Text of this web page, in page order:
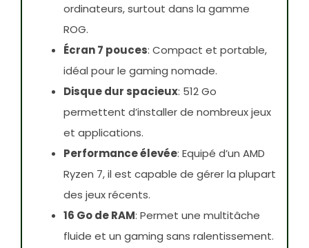
ordinateurs, surtout dans la gamme
ROG.
Écran 7 pouces: Compact et portable,
idéal pour le gaming nomade.
Disque dur spacieux: 512 Go
permettent d’installer de nombreux jeux
et applications.
Performance élevée: Equipé d’un AMD
Ryzen 7, il est capable de gérer la plupart
des jeux récents.
16 Go de RAM: Permet une multitâche
fluide et un gaming sans ralentissement.